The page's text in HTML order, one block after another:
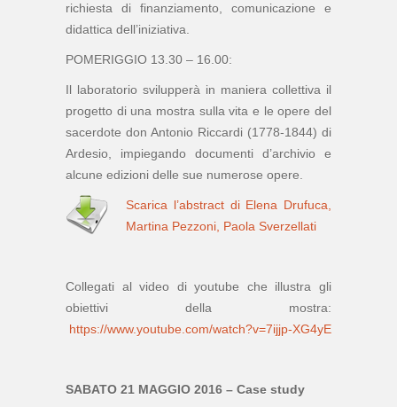
richiesta di finanziamento, comunicazione e
didattica dell’iniziativa.
POMERIGGIO 13.30 – 16.00:
Il laboratorio svilupperà in maniera collettiva il
progetto di una mostra sulla vita e le opere del
sacerdote don Antonio Riccardi (1778-1844) di
Ardesio, impiegando documenti d’archivio e
alcune edizioni delle sue numerose opere.
Scarica l’abstract di Elena Drufuca,
Martina Pezzoni, Paola Sverzellati
Collegati al video di youtube che illustra gli
obiettivi della mostra:
https://www.youtube.com/watch?v=7ijjp-XG4yE
SABATO 21 MAGGIO 2016 – Case study